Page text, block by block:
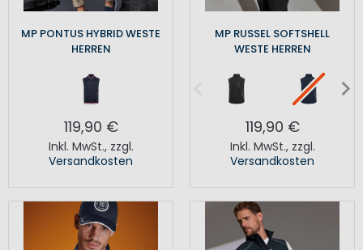
MP PONTUS HYBRID WESTE
HERREN
119,90 €
Inkl. MwSt., zzgl.
Versandkosten
MP RUSSEL SOFTSHELL
WESTE HERREN
119,90 €
Inkl. MwSt., zzgl.
Versandkosten